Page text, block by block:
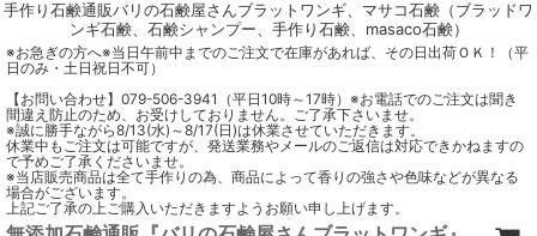
手作り石鹸通販バリの石鹸屋さんブラットワンギ、マサコ石鹸（ブラッドワ
ンギ石鹸、石鹸シャンプー、手作り石鹸、masaco石鹸）
※お急ぎの方へ※当日午前中までのご注文で在庫があれば、その日出荷ＯＫ！（平
日のみ・土日祝日不可）
【お問い合わせ】079-506-3941（平日10時～17時）※お電話でのご注文は聞き
間違え防止のため、お受けしておりません。ご了承下さいませ。
※誠に勝手ながら8/13(水)～8/17(日)は休業させていただきます。
休業中もご注文は可能ですが、発送業務やメールのご返信は対応できかねますの
で予めご了承くださいませ。
※当店販売商品は全て手作りの為、商品によって香りの強さや色味などが異なる
場合がございます。
上記ご了承の上ご購入いただきますようお願い申し上げます。